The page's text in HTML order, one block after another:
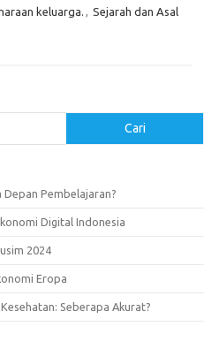
keluarga. , Sejarah dan Asal
Cari
Depan Pembelajaran?
Digital Indonesia
2024
Eropa
Seberapa Akurat?